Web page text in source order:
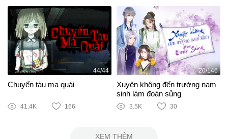
44/44
Chuyến tàu ma quái
41.4K 166
20/146
Xuyên không đến trường nam
sinh làm đoàn sủng
3.5K 30
XEM THÊM